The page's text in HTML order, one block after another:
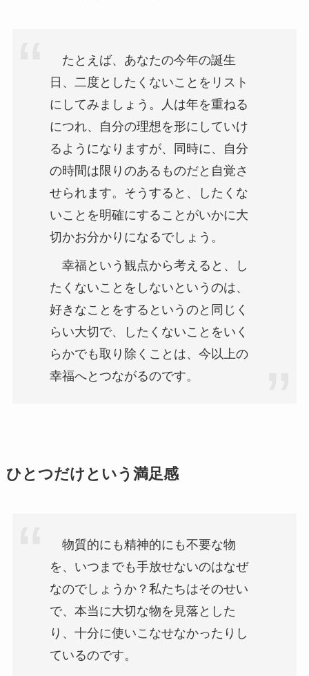
たとえば、あなたの今年の誕生
日、二度としたくないことをリスト
にしてみましょう。人は年を重ねる
につれ、自分の理想を形にしていけ
るようになりますが、同時に、自分
の時間は限りのあるものだと自覚さ
せられます。そうすると、したくな
いことを明確にすることがいかに大
切かお分かりになるでしょう。
幸福という観点から考えると、し
たくないことをしないというのは、
好きなことをするというのと同じく
らい大切で、したくないことをいく
らかでも取り除くことは、今以上の
幸福へとつながるのです。
ひとつだけという満足感
物質的にも精神的にも不要な物
を、いつまでも手放せないのはなぜ
なのでしょうか？私たちはそのせい
で、本当に大切な物を見落とした
り、十分に使いこなせなかったりし
ているのです。